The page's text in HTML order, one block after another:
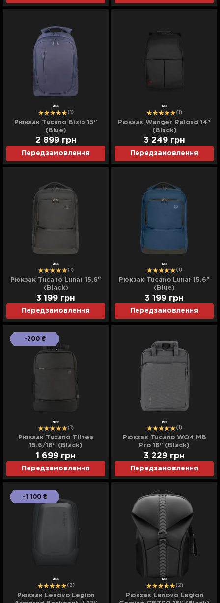
(1)
Рюкзак Tucano Bizip 15"
(Blue)
Передзамовлення
2 899 грн
(1)
Рюкзак Wenger Reload 14"
(Black)
Передзамовлення
3 249 грн
(1)
Рюкзак Tucano Lunar 15.6"
(Black)
Передзамовлення
3 199 грн
(1)
Рюкзак Tucano Lunar 15.6"
(Blue)
Передзамовлення
3 199 грн
-200 ₴
(1)
Рюкзак Tucano Tlinea
15,6/16" (Black)
Передзамовлення
1 699 грн
(1)
Рюкзак Tucano WO4 MB
Pro 16" (Black)
Передзамовлення
3 229 грн
-1 100 ₴
(2)
Рюкзак Lenovo Legion
(2)
Рюкзак Lenovo Legion